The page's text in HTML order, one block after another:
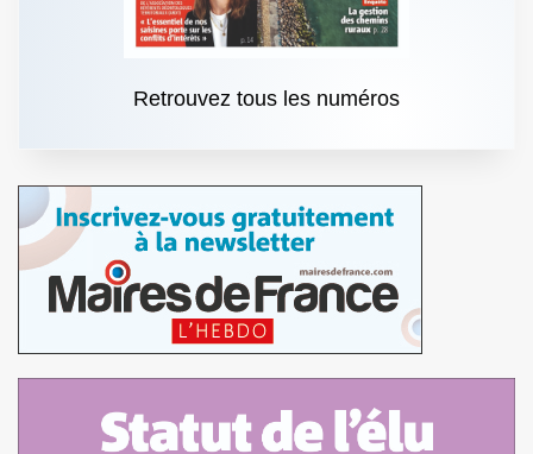
Retrouvez tous les numéros